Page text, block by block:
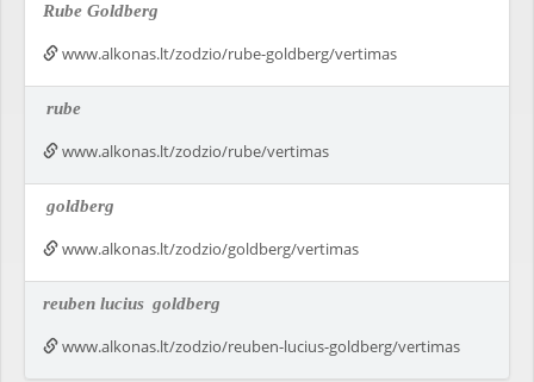
Rube Goldberg
www.alkonas.lt/zodzio/rube-goldberg/vertimas
rube
www.alkonas.lt/zodzio/rube/vertimas
goldberg
www.alkonas.lt/zodzio/goldberg/vertimas
reuben lucius goldberg
www.alkonas.lt/zodzio/reuben-lucius-goldberg/vertimas